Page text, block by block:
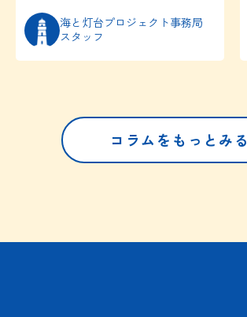
海と灯台プロジェクト事務局
スタッフ
コラムをもっとみる